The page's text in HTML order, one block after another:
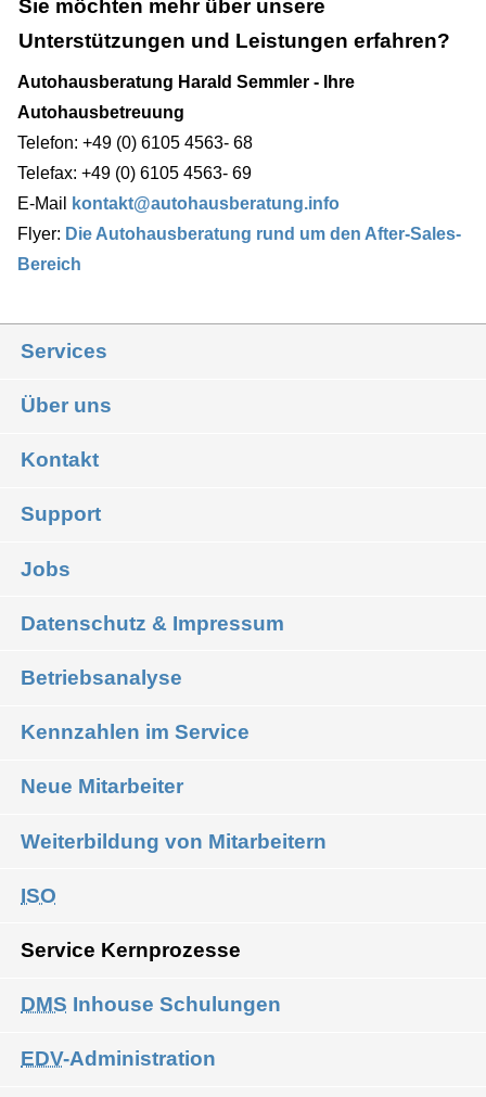
Sie möchten mehr über unsere
Unterstützungen und Leistungen erfahren?
Autohausberatung Harald Semmler - Ihre
Autohausbetreuung
Telefon: +49 (0) 6105 4563- 68
Telefax: +49 (0) 6105 4563- 69
E-Mail
kontakt@autohausberatung.info
Flyer: Die Autohausberatung rund um den After-Sales-
Bereich
Services
Über uns
Kontakt
Support
Jobs
Datenschutz & Impressum
Betriebsanalyse
Kennzahlen im Service
Neue Mitarbeiter
Weiterbildung von Mitarbeitern
ISO
Service Kernprozesse
DMS Inhouse Schulungen
EDV-Administration